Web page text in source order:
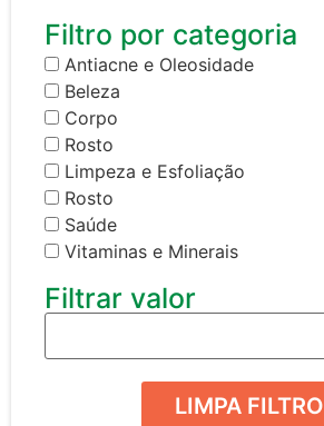
Filtro por categoria
Antiacne e Oleosidade
Beleza
Corpo
Rosto
Limpeza e Esfoliação
Rosto
Saúde
Vitaminas e Minerais
Filtrar valor
LIMPA FILTRO